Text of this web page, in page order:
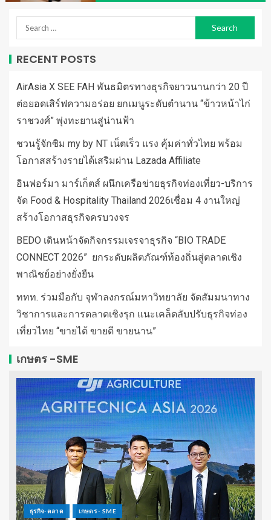
RECENT POSTS
AirAsia X SEE FAH พันธมิตรทางธุรกิจยาวนานกว่า 20 ปี
ต่อยอดเสิร์ฟความอร่อย ยกเมนูระดับตำนาน “ข้าวหน้าไก่
ราชวงศ์” พุ่งทะยานสู่น่านฟ้า
ชวนรู้จักซิม my by NT เน็ตเร็ว แรง คุ้มค่าทั่วไทย พร้อม
โอกาสสร้างรายได้เสริมผ่าน Lazada Affiliate
อินฟอร์มา มาร์เก็ตส์ ผนึกเครือข่ายธุรกิจท่องเที่ยว-บริการ
จัด Food & Hospitality Thailand 2026เชื่อม 4 งานใหญ่
สร้างโอกาสธุรกิจครบวงจร
BEDO เดินหน้าจัดกิจกรรมเจรจาธุรกิจ “BIO TRADE
CONNECT 2026” ยกระดับผลิตภัณฑ์ท้องถิ่นสู่ตลาดเชิง
พาณิชย์อย่างยั่งยืน
ททท. ร่วมมือกับ จุฬาลงกรณ์มหาวิทยาลัย จัดสัมมนาทาง
วิชาการและการตลาดเชิงรุก แนะเคล็ดลับปรับธุรกิจท่อง
เที่ยวไทย “ขายได้ ขายดี ขายนาน”
เกษตร -SME
ธุรกิจ-ตลาด เกษตร - SME